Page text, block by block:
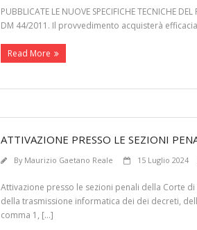
PUBBLICATE LE NUOVE SPECIFICHE
DM 44/2011. Il provvedimento acquisterà
Read More
ATTIVAZIONE PRESSO LE SEZIONI
By Maurizio Gaetano Reale 15 Luglio 2024
Attivazione presso le sezioni penali della Corte
della trasmissione informatica dei dei decreti,
comma 1, […]